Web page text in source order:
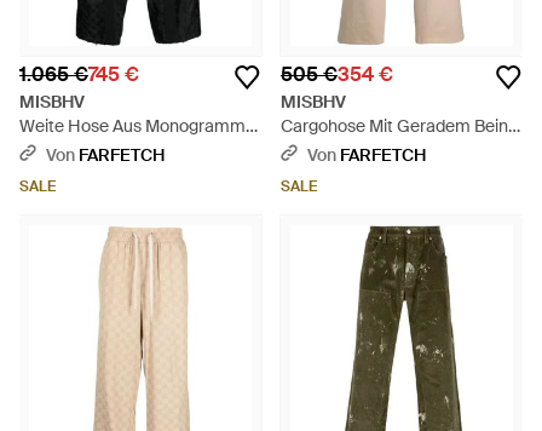
1.065 €745 €
MISBHV
Weite Hose Aus Monogramm-
Jacquard - Schwarz
Von FARFETCH
SALE
505 €354 €
MISBHV
Cargohose Mit Geradem Bein -
Natur
Von FARFETCH
SALE